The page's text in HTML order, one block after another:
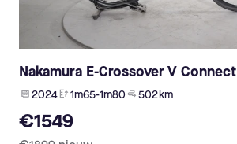
Nakamura E-Crossover V Connect
2024 1m65-1m80 502 km
€1549